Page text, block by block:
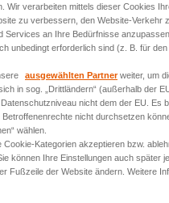
Wir verarbeiten mittels dieser Cookies
zu verbessern, den Website-Verkehr
an Ihre Bedürfnisse
unbedingt erforderlich sind (z. B. für
ausgewählten Partnerweiter, um
in sog. „Drittländern“ (außerhalb der
nicht dem der EU. Es
nicht durchsetzen
wählen.
Kategorien akzeptieren bzw.
können Ihre Einstellungen auch später
Fußzeile der Website ändern. Weitere